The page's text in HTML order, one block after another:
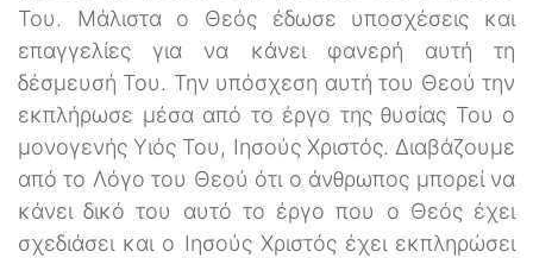
Του. Μάλιστα ο Θεός έδωσε υποσχέσεις και
επαγγελίες για να κάνει φανερή αυτή τη
δέσμευσή Του. Την υπόσχεση αυτή του Θεού την
εκπλήρωσε μέσα από το έργο της θυσίας Του ο
μονογενής Υιός Του, Ιησούς Χριστός. Διαβάζουμε
από το Λόγο του Θεού ότι ο άνθρωπος μπορεί να
κάνει δικό του αυτό το έργο που ο Θεός έχει
σχεδιάσει και ο Ιησούς Χριστός έχει εκπληρώσει